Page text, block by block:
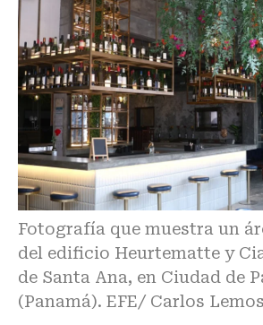
Fotografía que muestra un
del edificio Heurtematte y
de Santa Ana, en Ciudad de
(Panamá). EFE/ Carlos Lemos